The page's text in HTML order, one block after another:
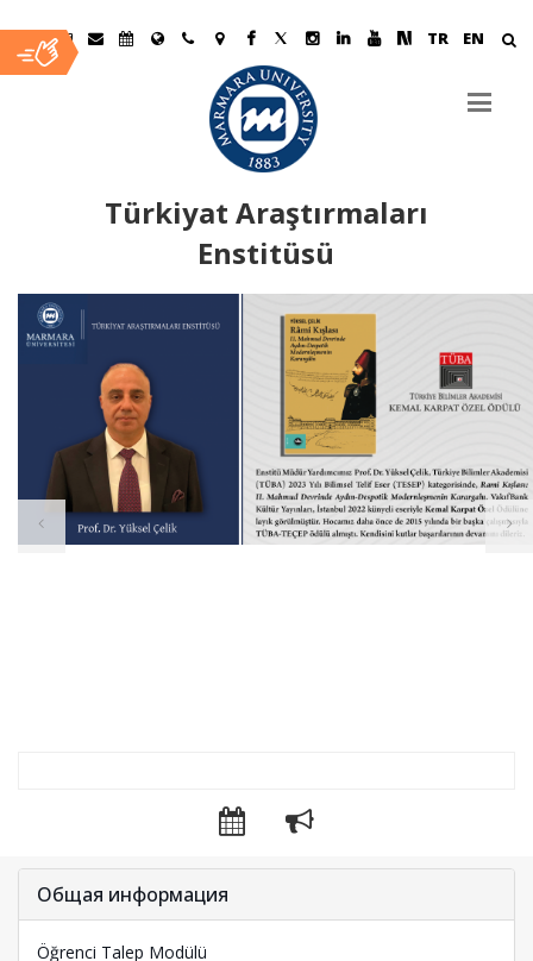
TR EN
Türkiyat Araştırmaları
Enstitüsü
Ana
İçerik
Общая информация
Öğrenci Talep Modülü